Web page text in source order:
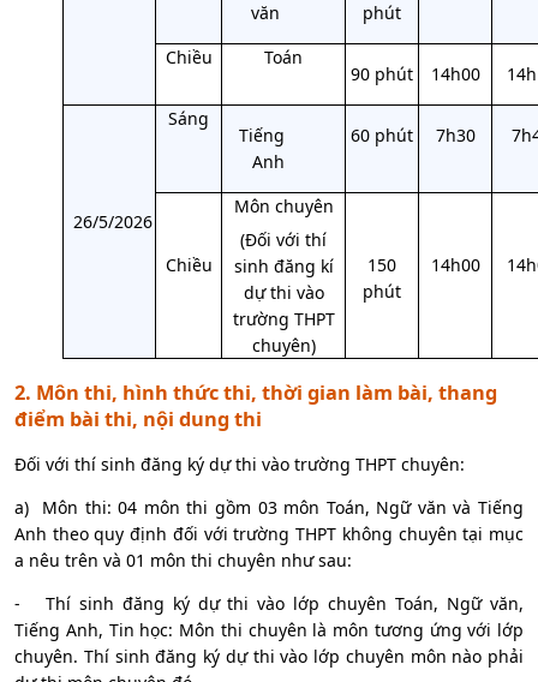
văn
phút
Chiều Toán
90 phút 14h00
26/5/2026
Sáng
Tiếng
Anh
60 phút 7h30
Chiều
Môn chuyên
(Đối với thí
sinh đăng kí
dự thi vào
trường THPT
chuyên)
150
phút
14h00
2. Môn thi, hình thức thi, thời gian làm bài, thang
điểm bài thi, nội dung thi
Đối với thí sinh đăng ký dự thi vào trường THPT chuyên:
a) Môn thi: 04 môn thi gồm 03 môn Toán, Ngữ văn và Tiếng
Anh theo quy định đối với trường THPT không chuyên tại mục
a nêu trên và 01 môn thi chuyên như sau:
- Thí sinh đăng ký dự thi vào lớp chuyên Toán, Ngữ văn,
Tiếng Anh, Tin học: Môn thi chuyên là môn tương ứng với lớp
chuyên. Thí sinh đăng ký dự thi vào lớp chuyên môn nào phải